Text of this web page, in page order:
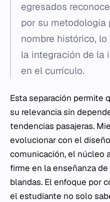
egresados
por su metodología
nombre histórico,
la integración de la
en el currículo.
Esta separación permite
su relevancia sin
tendencias pasajeras.
evolucionar con el
comunicación, el núcleo
firme en la enseñanza
blandas. El enfoque por
el estudiante no solo